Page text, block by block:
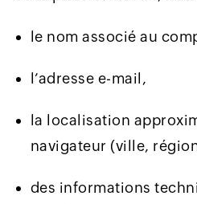
le nom associé au
l’adresse e-mail,
la localisation
navigateur (ville,
des informations